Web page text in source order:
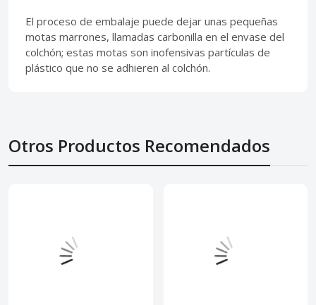
El proceso de embalaje puede dejar unas pequeñas
motas marrones, llamadas carbonilla en el envase del
colchón; estas motas son inofensivas partículas de
plástico que no se adhieren al colchón.
Otros Productos Recomendados